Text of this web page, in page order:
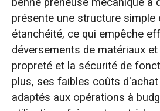
présente une structure simple
étanchéité, ce qui empêche
déversements de matériaux
propreté et la sécurité de
plus, ses faibles coûts
adaptés aux opérations à